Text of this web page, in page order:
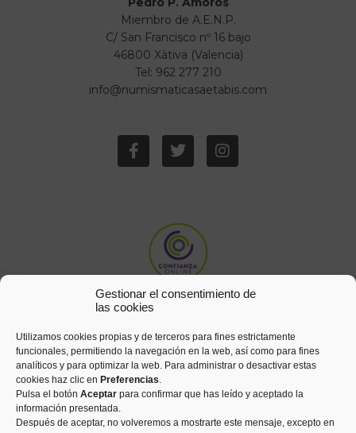
Gestionar el consentimiento de
las cookies
Utilizamos cookies propias y de terceros para fines estrictamente
funcionales, permitiendo la navegación en la web, así como para fines
analíticos y para optimizar la web. Para administrar o desactivar estas
cookies haz clic en Preferencias.
Pulsa el botón Aceptar para confirmar que has leído y aceptado la
información presentada.
Después de aceptar, no volveremos a mostrarte este mensaje, excepto en
Miembro de A.E.N.P.
C/ San Francisco nº 16 bajo
46800 Xàtiva (Valencia)
Tel: 962 277 210
info@numismaticasaetabis.com